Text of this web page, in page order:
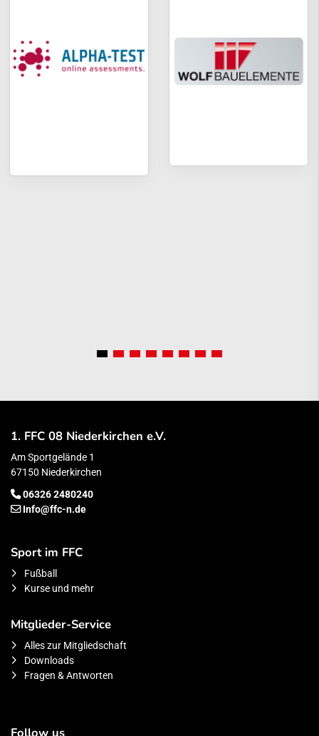
1. FFC 08 Niederkirchen e.V.
Am Sportgelände 1
67150 Niederkirchen
06326 2480240
Info@ffc-n.de
Sport im FFC
Fußball
Kurse und mehr
Mitglieder-Service
Alles zur Mitgliedschaft
Downloads
Fragen & Antworten
Follow us